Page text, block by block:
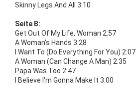
Skinny Legs And All 3:10
Seite B:
Get Out Of My Life, Woman 2:57
A Woman's Hands 3:28
I Want To (Do Everything For You) 2:07
A Woman (Can Change A Man) 2:35
Papa Was Too 2:47
I Believe I'm Gonna Make It 3:00